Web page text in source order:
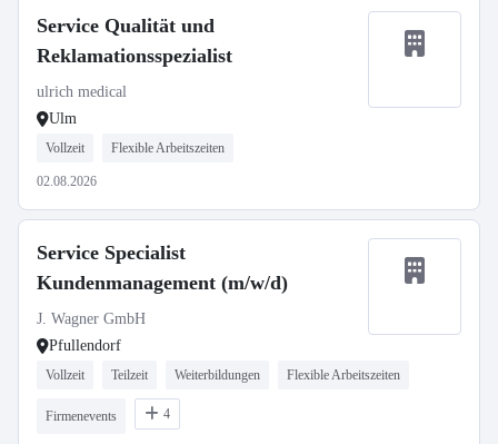
Service Qualität und
Reklamationsspezialist
ulrich medical
Ulm
Vollzeit Flexible Arbeitszeiten
02.08.2026
Service Specialist
Kundenmanagement (m/w/d)
J. Wagner GmbH
Pfullendorf
Vollzeit Teilzeit Weiterbildungen Flexible Arbeitszeiten
Firmenevents 4